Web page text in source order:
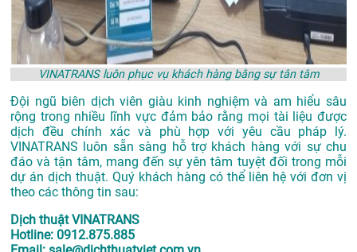
VINATRANS luôn phục vụ khách hàng bằng sự tân tâm
Đội ngũ biên dịch viên giàu kinh nghiệm và am hiểu sâu
rộng trong nhiều lĩnh vực đảm bảo rằng mọi tài liệu được
dịch đều chính xác và phù hợp với yêu cầu pháp lý.
VINATRANS luôn sẵn sàng hỗ trợ khách hàng với sự chu
đáo và tận tâm, mang đến sự yên tâm tuyệt đối trong mỗi
dự án dịch thuật. Quý khách hàng có thể liên hệ với đơn vị
theo các thông tin sau:
Dịch thuật VINATRANS
Hotline: 0912.875.885